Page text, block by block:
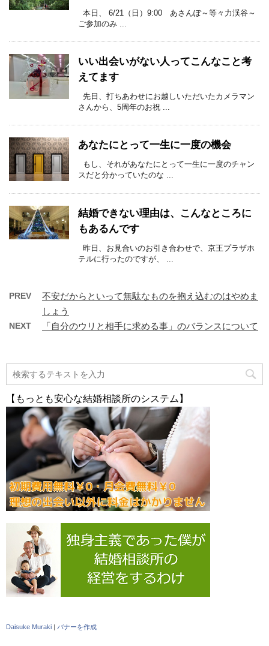
本日、 6/21（日）9:00 あさんぽ～等々力渓谷～
ご参加のみ ...
いい出会いがない人ってこんなこと考
えてます
先日、打ちあわせにお越しいただいたカメラマン
さんから、5周年のお祝 ...
あなたにとって一生に一度の機会
もし、それがあなたにとって一生に一度のチャン
スだと分かっていたのな ...
結婚できない理由は、こんなところに
もあるんです
昨日、お見合いのお引き合わせで、京王プラザホ
テルに行ったのですが、 ...
PREV
不安だからといって無駄なものを抱え込むのはやめま
しょう
NEXT 「自分のウリと相手に求める事」のバランスについて
【もっとも安心な結婚相談所のシステム】
Daisuke Muraki | バナーを作成